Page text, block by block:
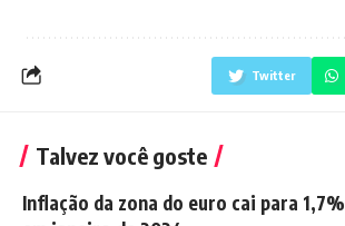
Twitter
Talvez você goste
Inflação da zona do euro cai para 1,7%